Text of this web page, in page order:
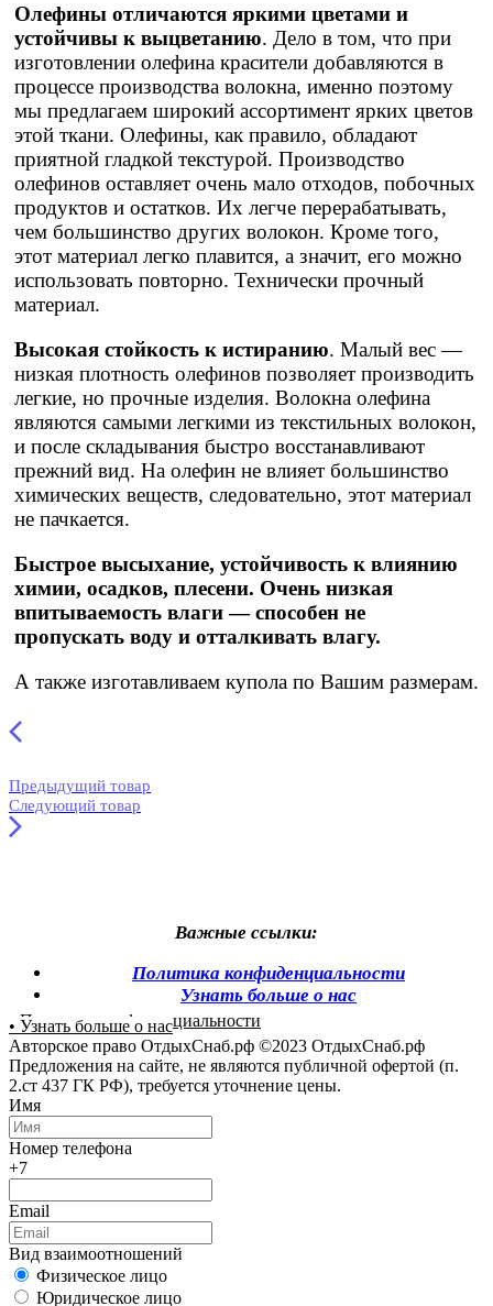
Олефины отличаются яркими цветами и
устойчивы к выцветанию. Дело в том, что при
изготовлении олефина красители добавляются в
процессе производства волокна, именно поэтому
мы предлагаем широкий ассортимент ярких цветов
этой ткани. Олефины, как правило, обладают
приятной гладкой текстурой. Производство
олефинов оставляет очень мало отходов, побочных
продуктов и остатков. Их легче перерабатывать,
чем большинство других волокон. Кроме того,
этот материал легко плавится, а значит, его можно
использовать повторно. Технически прочный
материал.
Высокая стойкость к истиранию. Малый вес —
низкая плотность олефинов позволяет производить
легкие, но прочные изделия. Волокна олефина
являются самыми легкими из текстильных волокон,
и после складывания быстро восстанавливают
прежний вид. На олефин не влияет большинство
химических веществ, следовательно, этот материал
не пачкается.
Быстрое высыхание, устойчивость к влиянию
химии, осадков, плесени. Очень низкая
впитываемость влаги — способен не
пропускать воду и отталкивать влагу.
А также изготавливаем купола по Вашим размерам.
Предыдущий товар
Следующий товар
Важные ссылки:
Политика конфиденциальности
Узнать больше о нас
• Политика конфиденциальности
• Узнать больше о нас
Авторское право ОтдыхСнаб.рф ©2023 ОтдыхСнаб.рф
Предложения на сайте, не являются публичной офертой (п.
2.ст 437 ГК РФ), требуется уточнение цены.
Имя
Номер телефона
+7
Email
Вид взаимоотношений
Физическое лицо
Юридическое лицо